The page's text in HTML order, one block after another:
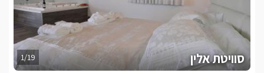
1/19 סוויטת אלין